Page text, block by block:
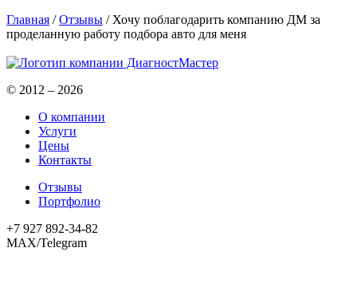
Главная /Отзывы / Хочу поблагодарить компанию ДМ за
проделанную работу подбора авто для меня
© 2012 – 2026
О компании
Услуги
Цены
Контакты
Отзывы
Портфолио
+7 927 892-34-82
MAX/Telegram